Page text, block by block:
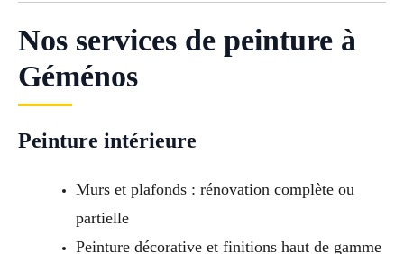
Nos services de peinture à
Géménos
Peinture intérieure
Murs et plafonds : rénovation complète ou
partielle
Peinture décorative et finitions haut de gamme